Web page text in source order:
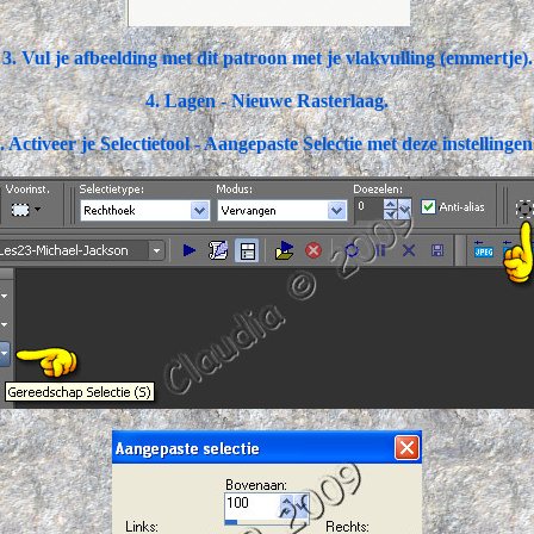
3. Vul je afbeelding met dit patroon met je vlakvulling (emmertje).
4. Lagen - Nieuwe Rasterlaag.
Activeer je Selectietool - Aangepaste Selectie met deze